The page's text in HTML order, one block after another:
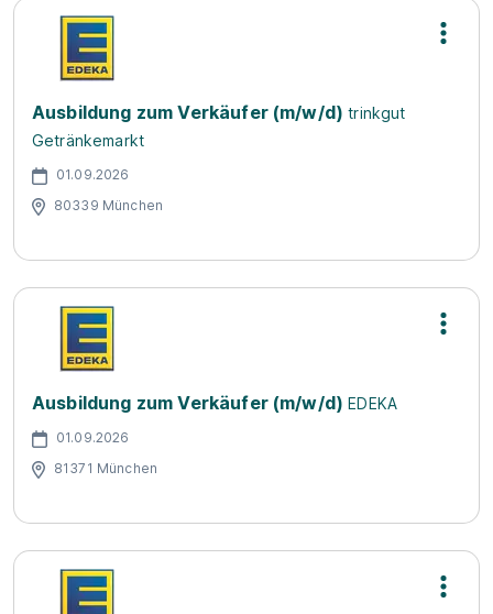
Ausbildung zum Verkäufer (m/w/d) trinkgut
Getränkemarkt
01.09.2026
80339 München
Ausbildung zum Verkäufer (m/w/d) EDEKA
01.09.2026
81371 München